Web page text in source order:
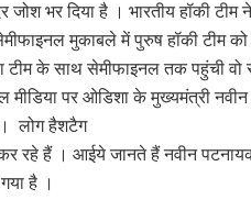
भर दिया है । भारतीय हॉकी टीम
मुकाबले में पुरुष हॉकी टीम को
टीम के साथ सेमीफाइनल तक पहुंची
मीडिया पर ओडिशा के मुख्यमंत्री नवीन
। लोग हैशटैग
रहे हैं । आईये जानते हैं नवीन
है ।